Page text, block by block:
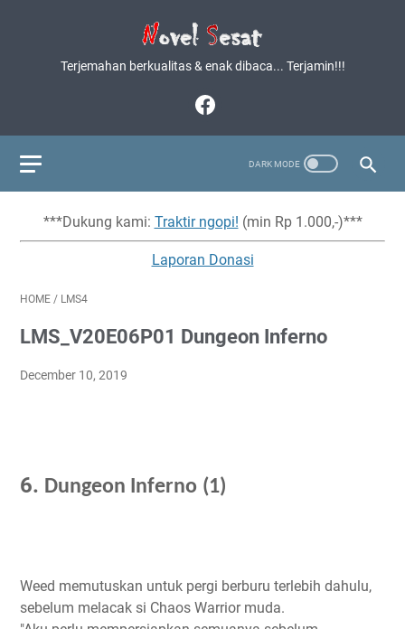
Terjemahan berkualitas & enak dibaca... Terjamin!!!
***Dukung kami: Traktir ngopi! (min Rp 1.000,-)***
Laporan Donasi
HOME / LMS4
LMS_V20E06P01 Dungeon Inferno
December 10, 2019
6. Dungeon Inferno (1)
Weed memutuskan untuk pergi berburu terlebih dahulu,
sebelum melacak si Chaos Warrior muda.